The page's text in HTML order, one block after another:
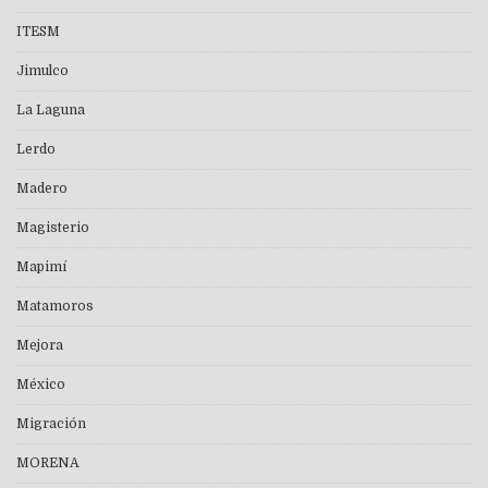
ITESM
Jimulco
La Laguna
Lerdo
Madero
Magisterio
Mapimí
Matamoros
Mejora
México
Migración
MORENA